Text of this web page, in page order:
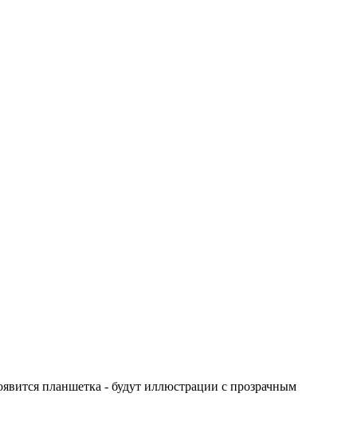
планшетка - будут иллюстрации с прозрачным